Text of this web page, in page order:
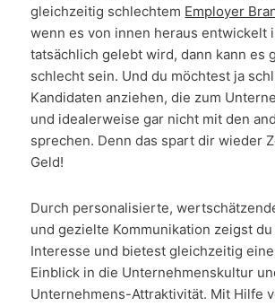
gleichzeitig schlechtem Employer
wenn es von innen heraus entwickelt
tatsächlich gelebt wird, dann kann es
schlecht sein. Und du möchtest ja
Kandidaten anziehen, die zum
und idealerweise gar nicht mit den
sprechen. Denn das spart dir wieder
Geld!
Durch personalisierte,
und gezielte Kommunikation zeigst
Interesse und bietest gleichzeitig
Einblick in die Unternehmenskultur
Unternehmens-Attraktivität. Mit Hilfe